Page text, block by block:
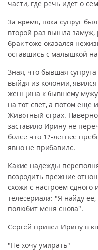
части, где речь идет о
За время, пока супруг
второй раз вышла замуж,
брак тоже оказался
оставшись с малышкой на
Зная, что бывшая
выйдя из колонии,
женщина к бывшему
на тот свет, а потом еще
Животный страх.
заставило Ирину не
более что 12-летнее
явно не прибавило.
Какие надежды
возродить прежние
схожи с настроем одного
телесериала: "Я найду
полюбит меня снова".
Сергей привел Ирину в
"Не хочу умирать"